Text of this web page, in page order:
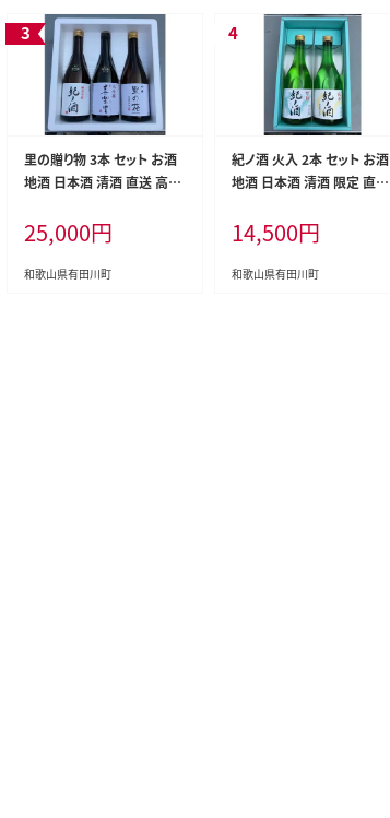
里の贈り物 3本 セット お酒
地酒 日本酒 清酒 直送 高垣
すめ 人気 限定 大吟醸 純米
吟醸 吟醸 飲み比べ
25,000円
和歌山県有田川町
紀ノ酒 火入 2本 セット お酒
地酒 日本酒 清酒 限定 直送
蔵 おすすめ 人気 吟醸 純米
飲み比べ
14,500円
和歌山県有田川町